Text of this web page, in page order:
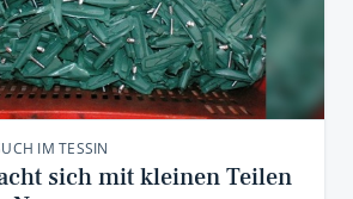
IM TESSIN
sich mit kleinen Teilen